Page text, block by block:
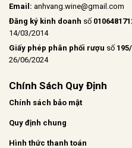
Email: anhvang.wine@gmail.com
Đăng ký kinh doanh số
14/03/2014
Giấy phép phân phối rượu số
26/06/2024
Chính Sách Quy Định
Chính sách bảo mật
Quy định chung
Hình thức thanh toán